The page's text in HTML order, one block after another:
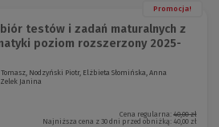
Promocja!
testów i zadań maturalnych z
poziom rozszerzony 2025-
Tomasz, Nodzyński Piotr, Elżbieta Słomińska, Anna
Janina
Cena regularna: 40,00 zł
Najniższa cena z 30 dni przed obniżką: 40,00 zł